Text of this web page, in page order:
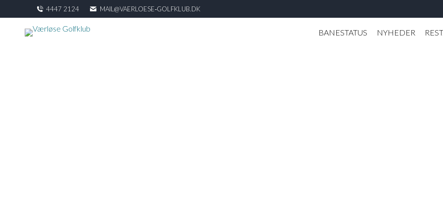
4447 2124 MAIL@VAERLOESE‑GOLFKLUB.DK
BANESTATUS NYHEDER